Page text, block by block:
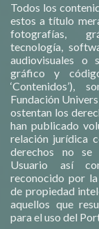
Todos los
estos a título
fotografías,
tecnología,
audiovisuales o
gráfico y
‘Contenidos’),
Fundación
ostentan los
han publicado
relación jurídica
derechos no se
Usuario así
reconocido por
de propiedad
aquellos que
para el uso del